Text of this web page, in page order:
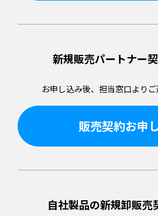
新規販売パートナー
お申し込み後、担当窓口より
販売契約お申
自社製品の新規卸販売